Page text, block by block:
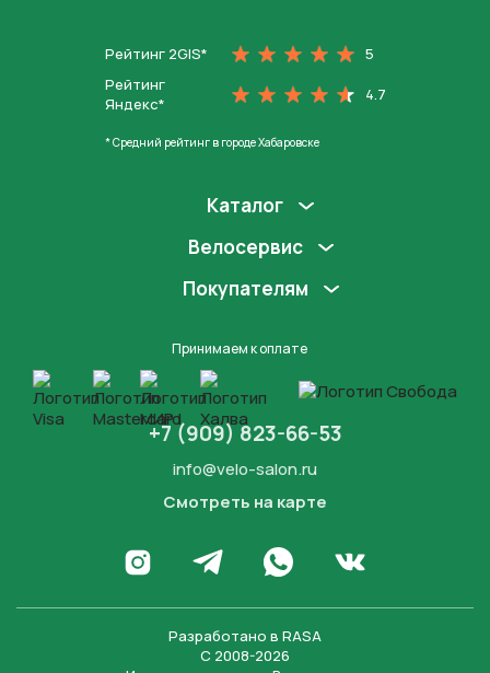
Рейтинг 2GIS*
5
Рейтинг
Яндекс*
4.7
* Средний рейтинг в городе Хабаровске
Каталог
Велосервис
Покупателям
Принимаем к оплате
+7 (909) 823-66-53
info@velo-salon.ru
Смотреть на карте
Перейти в Инстаграм
Написать в Телеграм
Написать в WhatsApp
Перейти во
Разработано в RASA
С 2008-2026